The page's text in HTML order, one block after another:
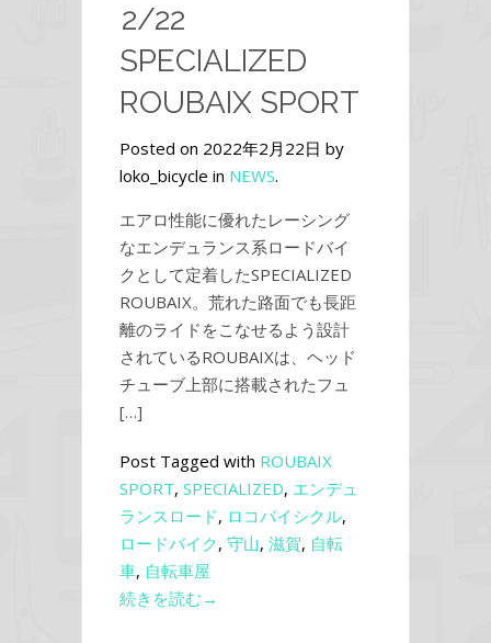
2/22
SPECIALIZED
ROUBAIX SPORT
Posted on 2022年2月22日 by
loko_bicycle in NEWS.
エアロ性能に優れたレーシング
なエンデュランス系ロードバイ
クとして定着したSPECIALIZED
ROUBAIX。荒れた路面でも長距
離のライドをこなせるよう設計
されているROUBAIXは、ヘッド
チューブ上部に搭載されたフュ
[…]
Post Tagged with ROUBAIX
SPORT, SPECIALIZED, エンデュ
ランスロード, ロコバイシクル,
ロードバイク, 守山, 滋賀, 自転
車, 自転車屋
続きを読む→